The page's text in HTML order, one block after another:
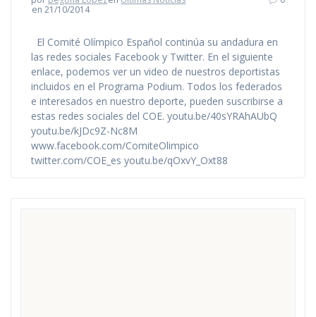
en 21/10/2014
El Comité Olímpico Español continúa su andadura en
las redes sociales Facebook y Twitter. En el siguiente
enlace, podemos ver un video de nuestros deportistas
incluidos en el Programa Podium. Todos los federados
e interesados en nuestro deporte, pueden suscribirse a
estas redes sociales del COE. youtu.be/40sYRAhAUbQ
youtu.be/kJDc9Z-Nc8M
www.facebook.com/ComiteOlimpico
twitter.com/COE_es youtu.be/qOxvY_Oxt88